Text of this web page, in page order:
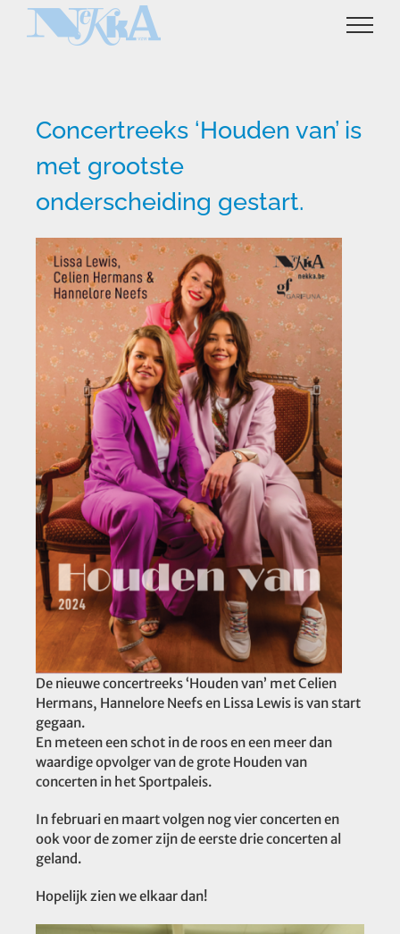
Concertreeks ‘Houden van’ is
met grootste
onderscheiding gestart.
De nieuwe concertreeks ‘Houden van’ met Celien
Hermans, Hannelore Neefs en Lissa Lewis is van start
gegaan.
En meteen een schot in de roos en een meer dan
waardige opvolger van de grote Houden van
concerten in het Sportpaleis.
In februari en maart volgen nog vier concerten en
ook voor de zomer zijn de eerste drie concerten al
geland.
Hopelijk zien we elkaar dan!